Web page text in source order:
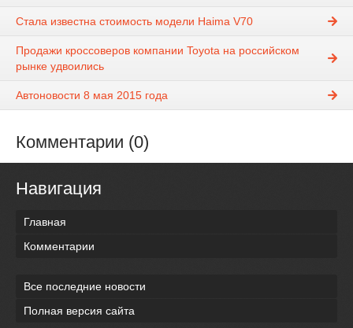
Стала известна стоимость модели Haima V70
Продажи кроссоверов компании Toyota на российском
рынке удвоились
Автоновости 8 мая 2015 года
Комментарии (0)
Навигация
Главная
Комментарии
Все последние новости
Полная версия сайта